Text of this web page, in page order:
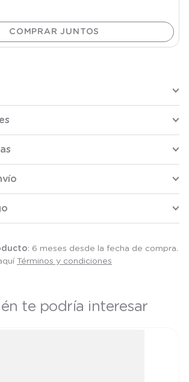
: 6 meses desde la fecha de compra.
Términos y condiciones
te podría interesar